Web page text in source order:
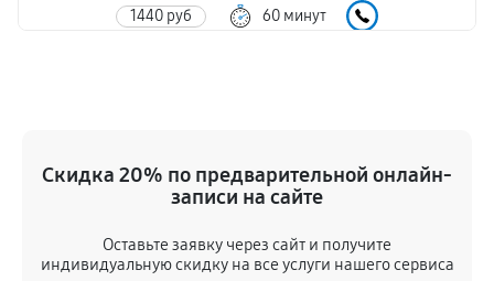
1440 руб 60 минут
590 руб 60 минут
Комплексная чистка
540 руб 60 минут
Скидка 20% по предварительной онлайн-
записи на сайте
Оставьте заявку через сайт и получите
индивидуальную скидку на все услуги нашего сервиса